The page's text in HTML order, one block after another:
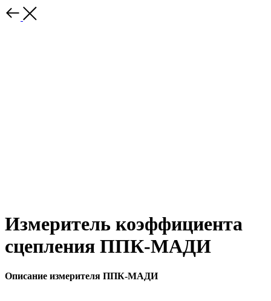
Измеритель коэффициента
сцепления ППК-МАДИ
Описание измерителя ППК-МАДИ